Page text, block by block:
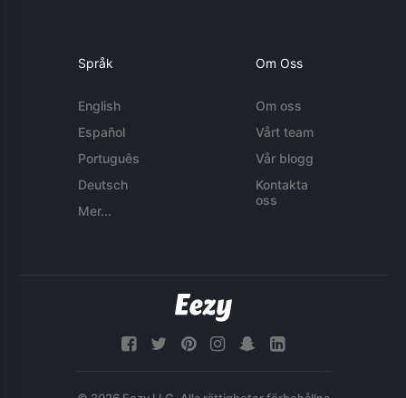
Språk
English
Español
Português
Deutsch
Mer...
Om Oss
Om oss
Vårt team
Vår blogg
Kontakta
oss